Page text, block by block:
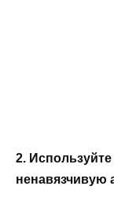
2.
ненавязчивую